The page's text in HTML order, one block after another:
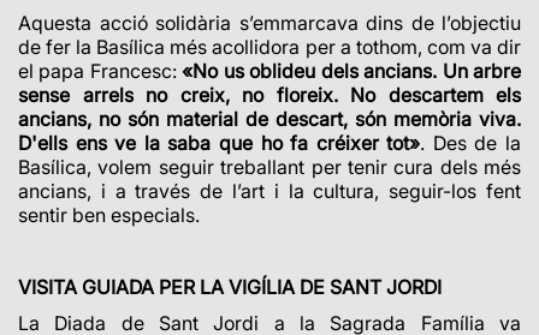
Aquesta acció solidària s’emmarcava dins de l’objectiu
de fer la Basílica més acollidora per a tothom, com va dir
el papa Francesc:«No us oblideu dels ancians. Un arbre
sense arrels no creix, no floreix. No descartem els
ancians, no són material de descart, són memòria viva.
D'ells ens ve la saba que ho fa créixer tot». Des de la
Basílica, volem seguir treballant per tenir cura dels més
ancians, i a través de l’art i la cultura, seguir-los fent
sentir ben especials.
VISITA GUIADA PER LA VIGÍLIA DE SANT JORDI
La Diada de Sant Jordi a la Sagrada Família va